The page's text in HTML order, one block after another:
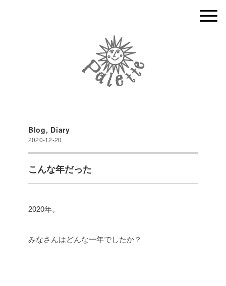
Blog, Diary
2020-12-20
こんな年だった
2020年。
みなさんはどんな一年でしたか？